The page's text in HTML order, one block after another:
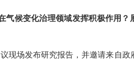
气候变化治理领域发挥积极作用？
现场发布研究报告，并邀请来自政